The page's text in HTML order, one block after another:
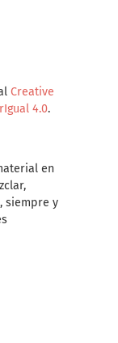
Creative
4.0.
en
siempre y